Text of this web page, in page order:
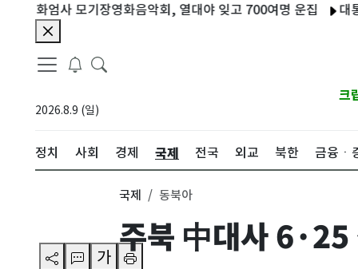
엄사 모기장영화음악회, 열대야 잊고 700여명 운집 대통령 특
2026.8.9 (일)
크
정치 사회 경제 국제 전국 외교 북한 금융ㆍ
가
국제 동북아
주북 中대사